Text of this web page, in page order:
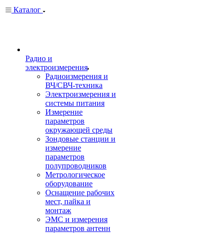
Каталог
Радио и
электроизмерения
Радиоизмерения и
ВЧ/СВЧ-техника
Электроизмерения и
системы питания
Измерение
параметров
окружающей среды
Зондовые станции и
измерение
параметров
полупроводников
Метрологическое
оборудование
Оснащение рабочих
мест, пайка и
монтаж
ЭМС и измерения
параметров антенн